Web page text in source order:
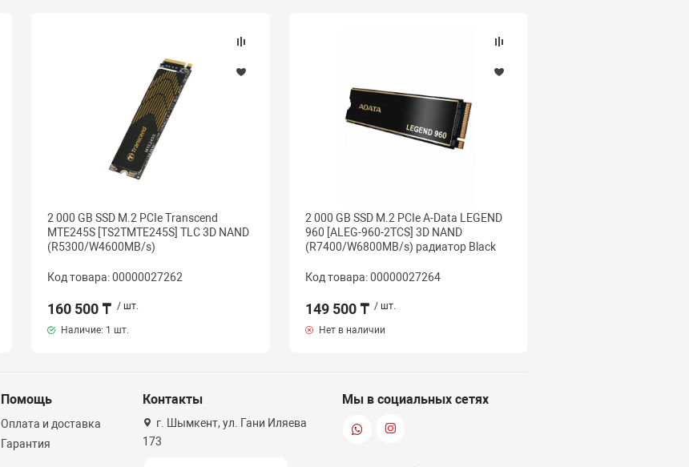
2 000 GB SSD M.2 PCIe Transcend
MTE245S [TS2TMTE245S] TLC 3D NAND
(R5300/W4600MB/s)
Код товара: 00000027262
160 500 ₸ / шт.
Наличие: 1 шт.
2 000 GB SSD M.2 PCIe A-Data LEGEND
960 [ALEG-960-2TCS] 3D NAND
(R7400/W6800MB/s) радиатор Black
Код товара: 00000027264
149 500 ₸ / шт.
Нет в наличии
Помощь
Оплата и доставка
Гарантия
Контакты
г. Шымкент, ул. Гани Иляева
173
Мы в социальных сетях